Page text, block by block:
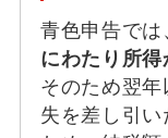
青色申告では
にわたり所
そのため翌
失を差し引